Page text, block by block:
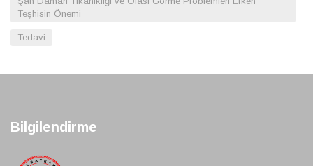
Teşhisin Önemi
Tedavi
Bilgilendirme